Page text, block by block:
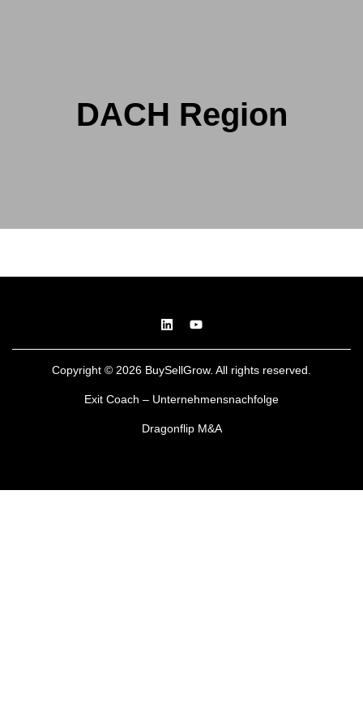
DACH Region
Copyright © 2026 BuySellGrow. All rights reserved.
Exit Coach – Unternehmensnachfolge
Dragonflip M&A